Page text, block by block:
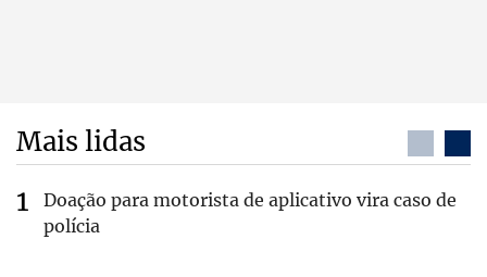
Mais lidas
Doação para motorista de aplicativo vira caso de
polícia